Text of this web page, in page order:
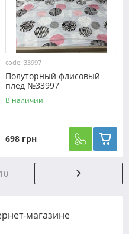
code: 33997
Полуторный флисовый
плед №33997
В наличии
698 грн
10
магазине